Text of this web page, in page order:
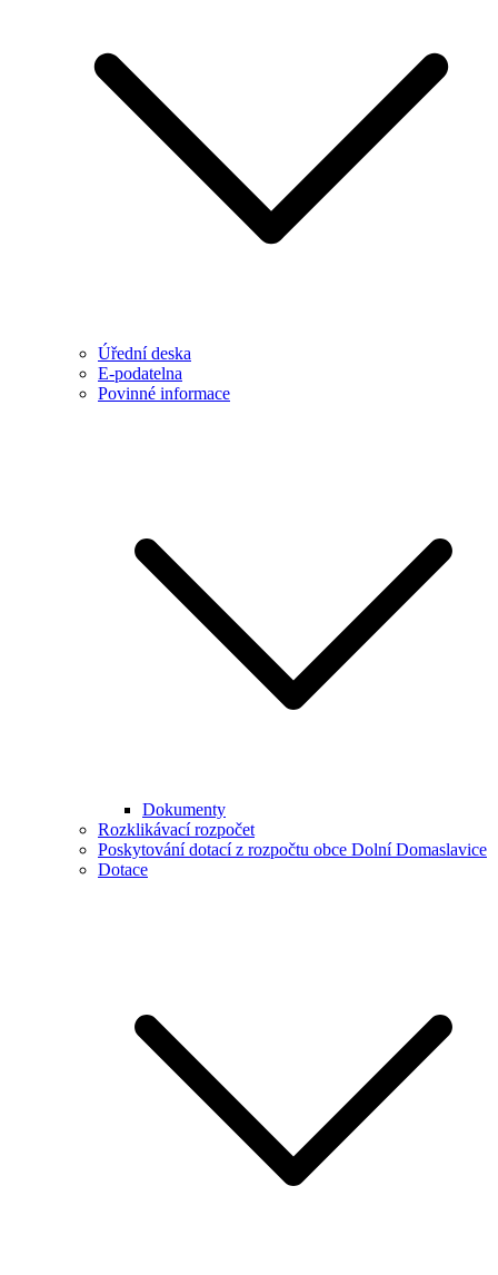
Úřední deska
E-podatelna
Povinné informace
Dokumenty
Rozklikávací rozpočet
Poskytování dotací z rozpočtu obce Dolní Domaslavice
Dotace